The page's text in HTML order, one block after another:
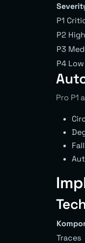
P1
P2 High
P3
P4 Low
Pro P1
Traces